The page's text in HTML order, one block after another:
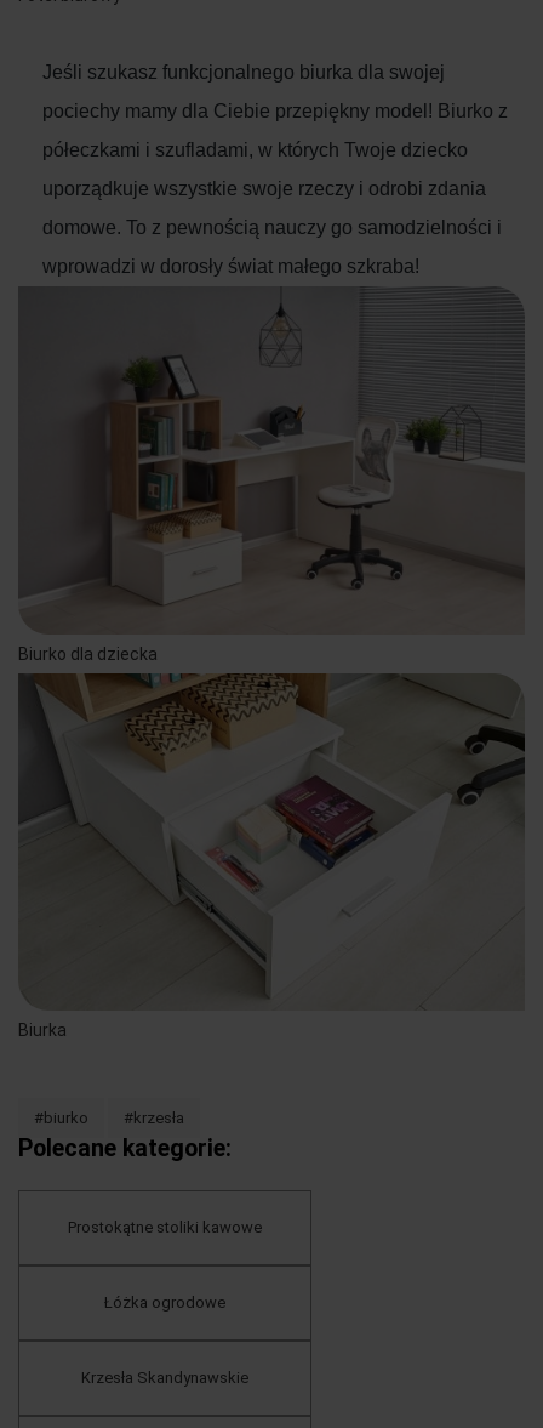
Jeśli szukasz funkcjonalnego biurka dla swojej
pociechy mamy dla Ciebie przepiękny model! Biurko z
półeczkami i szufladami, w których Twoje dziecko
uporządkuje wszystkie swoje rzeczy i odrobi zdania
domowe. To z pewnością nauczy go samodzielności i
wprowadzi w dorosły świat małego szkraba!
Biurko dla dziecka
Biurka
#biurko #krzesła
Polecane kategorie:
Prostokątne stoliki kawowe
Łóżka ogrodowe
Krzesła Skandynawskie